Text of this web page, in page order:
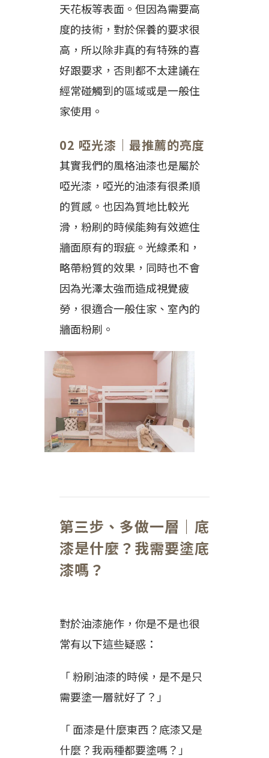
天花板等表面。但因為需要高
度的技術，對於保養的要求很
高，所以除非真的有特殊的喜
好跟要求，否則都不太建議在
經常碰觸到的區域或是一般住
家使用。
02 啞光漆｜最推薦的亮度
其實我們的風格油漆也是屬於
啞光漆，啞光的油漆有很柔順
的質感。也因為質地比較光
滑，粉刷的時候能夠有效遮住
牆面原有的瑕疵。光線柔和，
略帶粉質的效果，同時也不會
因為光澤太強而造成視覺疲
勞，很適合一般住家、室內的
牆面粉刷。
第三步、多做一層｜底
漆是什麼？我需要塗底
漆嗎？
對於油漆施作，你是不是也很
常有以下這些疑惑：
「 粉刷油漆的時候，是不是只
需要塗一層就好了？」
「 面漆是什麼東西？底漆又是
什麼？我兩種都要塗嗎？」